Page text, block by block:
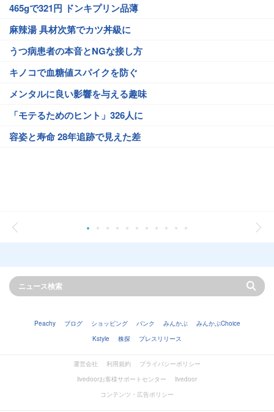
465gで321円 ドンキプリン品薄
麻辣湯 具材次第でカツ丼級に
うつ病患者の本音とNGな接し方
キノコで血糖値スパイクを防ぐ
メンタルに良い影響を与える趣味
「モテるためのヒント」326人に
容姿と寿命 28年追跡で見えた差
Peachy ブログ ショッピング バンク みんかぶ
みんかぶChoice
Kstyle
株探 プレスリリース
運営会社 利用規約
プライバシーポリシー
livedoorお客様サポートセンター
livedoor
コンテンツ・広告ポリシー